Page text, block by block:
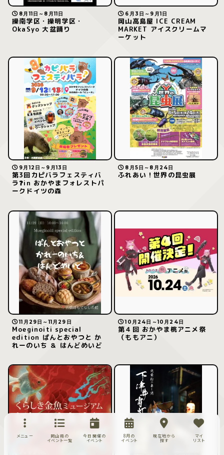
8月11日～8月11日
操南学区・操明学区・
OkaSyo 大盆踊り
6月3日～9月1日
岡山高島屋 ICE CREAM
MARKET アイスクリームマ
ーケット
9月12日～9月13日
第3回カピバラフェスティバ
ラ❓in おかやまフォレストパ
ークドイツの森
8月5日～8月24日
ふれあい！世界の昆虫展
11月29日～11月29日
Moeginoiti special
edition ぱんとおやつと か
れーのいち ＆ はんどめいど
10月24日～10月24日
第４回 おかやま桃アニメ祭
（ももアニ）
メニュー
岡山県の
イベント一覧
今日開催の
イベント
8月の
イベント
現在地から
探す
マイ
リスト